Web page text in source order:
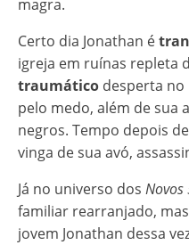
magra.
Certo dia Jonathan é
igreja em ruínas repleta
traumático desperta no
pelo medo, além de sua
negros. Tempo depois
vinga de sua avó,
Já no universo dos Novos
familiar rearranjado,
jovem Jonathan dessa